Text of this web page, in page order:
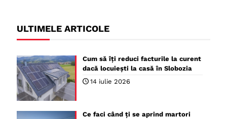
ULTIMELE ARTICOLE
Cum să îți reduci facturile la curent
dacă locuiești la casă în Slobozia
14 iulie 2026
Ce faci când ți se aprind martori